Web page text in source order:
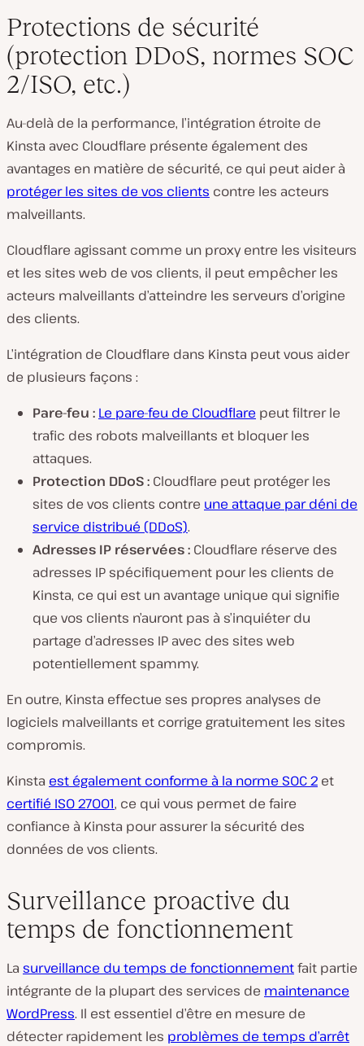
Protections de sécurité
(protection DDoS, normes SOC
2/ISO, etc.)
Au-delà de la performance, l’intégration étroite de
Kinsta avec Cloudflare présente également des
avantages en matière de sécurité, ce qui peut aider à
protéger les sites de vos clients contre les acteurs
malveillants.
Cloudflare agissant comme un proxy entre les visiteurs
et les sites web de vos clients, il peut empêcher les
acteurs malveillants d’atteindre les serveurs d’origine
des clients.
L’intégration de Cloudflare dans Kinsta peut vous aider
de plusieurs façons :
Pare-feu : Le pare-feu de Cloudflare peut filtrer le
trafic des robots malveillants et bloquer les
attaques.
Protection DDoS : Cloudflare peut protéger les
sites de vos clients contre une attaque par déni de
service distribué (DDoS).
Adresses IP réservées : Cloudflare réserve des
adresses IP spécifiquement pour les clients de
Kinsta, ce qui est un avantage unique qui signifie
que vos clients n’auront pas à s’inquiéter du
partage d’adresses IP avec des sites web
potentiellement spammy.
En outre, Kinsta effectue ses propres analyses de
logiciels malveillants et corrige gratuitement les sites
compromis.
Kinsta est également conforme à la norme SOC 2 et
certifié ISO 27001, ce qui vous permet de faire
confiance à Kinsta pour assurer la sécurité des
données de vos clients.
Surveillance proactive du
temps de fonctionnement
La surveillance du temps de fonctionnementfait partie
intégrante de la plupart des services de maintenance
WordPress. Il est essentiel d’être en mesure de
détecter rapidement les problèmes de temps d’arrêt